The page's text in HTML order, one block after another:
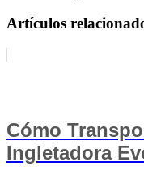
Artículos
Cómo
Ingletadora